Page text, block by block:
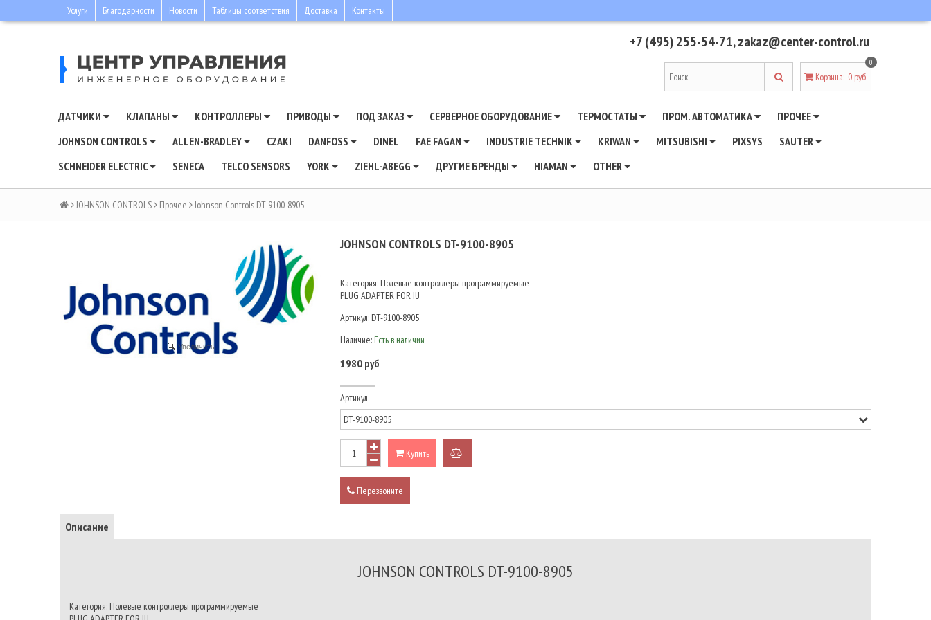
Услуги Благодарности Новости Таблицы соответствия Доставка Контакты
+7 (495) 255-54-71,zakaz@center-control.ru
Корзина:
0
0 руб
ДАТЧИКИ КЛАПАНЫ КОНТРОЛЛЕРЫ ПРИВОДЫ ПОД ЗАКАЗ СЕРВЕРНОЕ ОБОРУДОВАНИЕ ТЕРМОСТАТЫ ПРОМ. АВТОМАТИКА
ПРОЧЕЕ
JOHNSON CONTROLS
ALLEN-BRADLEY CZAKI DANFOSS DINEL FAE FAGAN INDUSTRIE TECHNIK KRIWAN MITSUBISHI PIXSYS
SAUTER
SCHNEIDER ELECTRIC
SENECA TELCO SENSORS YORK ZIEHL-ABEGG ДРУГИЕ БРЕНДЫ HIAMAN OTHER
JOHNSON CONTROLS Прочее Johnson Controls DT-9100-8905
Увеличить
JOHNSON CONTROLS DT-9100-8905
Категория: Полевые контроллеры программируемые
PLUG ADAPTER FOR IU
Артикул: DT-9100-8905
Наличие: Есть в наличии
1980 руб
Артикул
Купить
Перезвоните
Описание
JOHNSON CONTROLS DT-9100-8905
Категория: Полевые контроллеры программируемые